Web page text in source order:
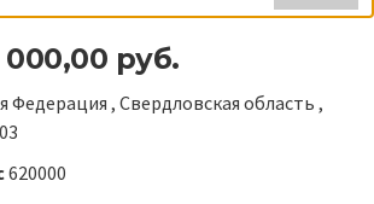
руб.
Федерация , Свердловская область ,
620000